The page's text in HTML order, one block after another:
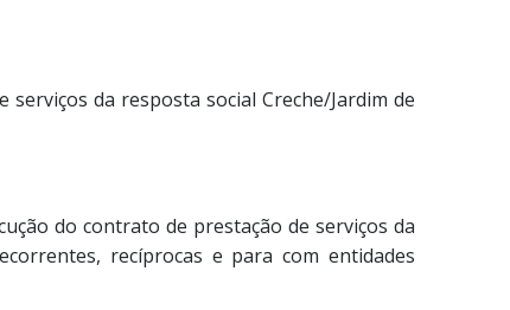
da resposta social Creche/Jardim de
do contrato de prestação de serviços da
recíprocas e para com entidades